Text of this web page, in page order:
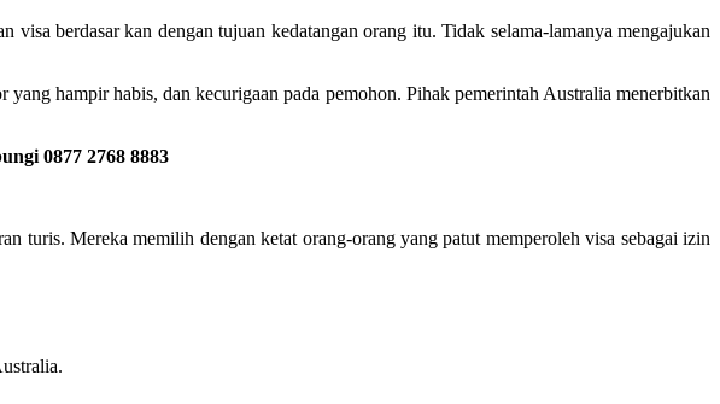
berdasar kan dengan tujuan kedatangan orang itu. Tidak selama-lamanya mengajukan
hampir habis, dan kecurigaan pada pemohon. Pihak pemerintah Australia menerbitkan
0877 2768 8883
turis. Mereka memilih dengan ketat orang-orang yang patut memperoleh visa sebagai izin